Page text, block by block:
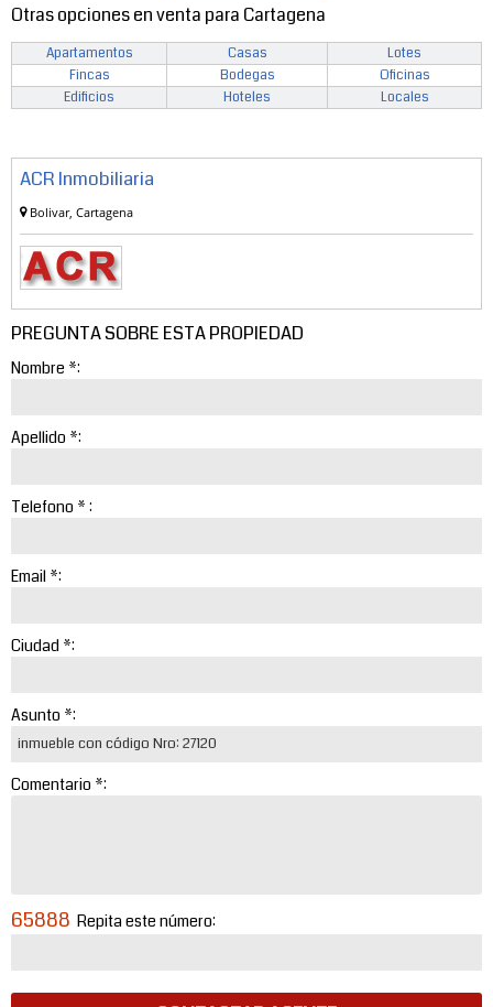
Otras opciones en venta para Cartagena
Apartamentos Casas
Lotes
Fincas
Bodegas
Oficinas
Edificios
Hoteles Locales
ACR Inmobiliaria
Bolivar, Cartagena
PREGUNTA SOBRE ESTA PROPIEDAD
Nombre *:
Apellido *:
Telefono * :
Email *:
Ciudad *:
Asunto *:
Comentario *:
65888 Repita este número: